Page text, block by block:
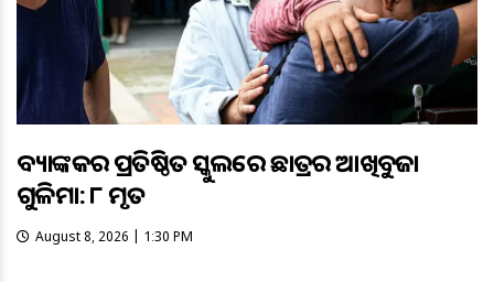
ବ୍ୟାଙ୍କକର ପ୍ରତିଷ୍ଠିତ ସ୍କୁଲରେ ଛାତ୍ରର ଆଖିବୁଜା
ଗୁଳିମାଡ଼: ୮ ମୃତ
August 8, 2026 | 1:30 PM